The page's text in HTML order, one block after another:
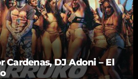
Cardenas, DJ Adoni – El